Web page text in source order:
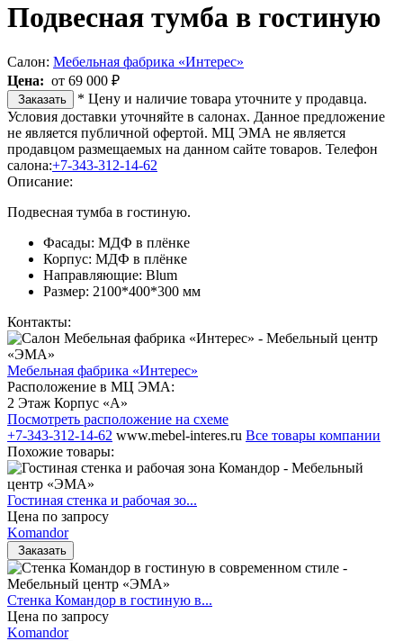
Подвесная тумба в гостиную
Салон: Мебельная фабрика «Интерес»
Цена: от 69 000 ₽
Заказать
* Цену и наличие товара уточните у продавца.
Условия доставки уточняйте в салонах. Данное предложение
не является публичной офертой. МЦ ЭМА не является
продавцом размещаемых на данном сайте товаров. Телефон
салона:+7-343-312-14-62
Описание:
Подвесная тумба в гостиную.
Фасады: МДФ в плёнке
Корпус: МДФ в плёнке
Направляющие: Blum
Размер: 2100*400*300 мм
Контакты:
Мебельная фабрика «Интерес»
Расположение в МЦ ЭМА:
2 Этаж Корпус «А»
Посмотреть расположение на схеме
+7-343-312-14-62 www.mebel-interes.ru Все товары компании
Похожие товары:
Гостиная стенка и рабочая зо...
Цена по запросу
Komandor
Заказать
Стенка Командор в гостиную в...
Цена по запросу
Komandor